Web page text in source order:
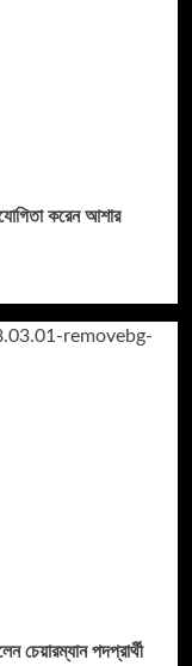
করেন আশার
চেয়ারম্যান পদপ্রার্থী